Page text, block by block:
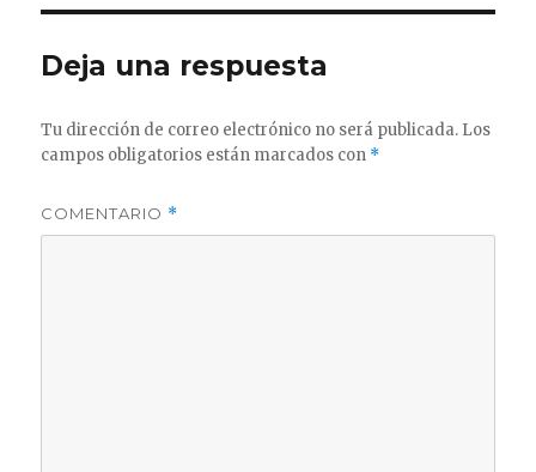
Deja una respuesta
Tu dirección de correo electrónico no será publicada. Los
campos obligatorios están marcados con *
COMENTARIO *